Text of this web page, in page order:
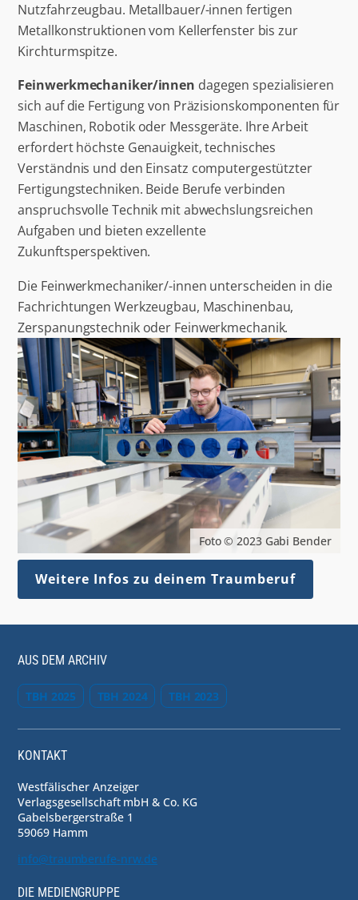
Nutzfahrzeugbau. Metallbauer/-innen fertigen
Metallkonstruktionen vom Kellerfenster bis zur
Kirchturmspitze.
Feinwerkmechaniker/innen dagegen spezialisieren
sich auf die Fertigung von Präzisionskomponenten für
Maschinen, Robotik oder Messgeräte. Ihre Arbeit
erfordert höchste Genauigkeit, technisches
Verständnis und den Einsatz computergestützter
Fertigungstechniken. Beide Berufe verbinden
anspruchsvolle Technik mit abwechslungsreichen
Aufgaben und bieten exzellente
Zukunftsperspektiven.
Die Feinwerkmechaniker/-innen unterscheiden in die
Fachrichtungen Werkzeugbau, Maschinenbau,
Zerspanungstechnik oder Feinwerkmechanik.
Foto © 2023 Gabi Bender
Weitere Infos zu deinem Traumberuf
AUS DEM ARCHIV
TBH 2025 TBH 2024 TBH 2023
KONTAKT
Westfälischer Anzeiger
Verlagsgesellschaft mbH & Co. KG
Gabelsbergerstraße 1
59069 Hamm
info@traumberufe-nrw.de
DIE MEDIENGRUPPE